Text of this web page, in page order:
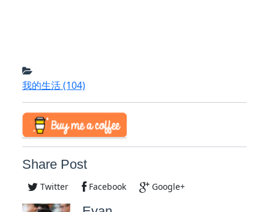
我的生活(104)
Share Post
Twitter Facebook Google+